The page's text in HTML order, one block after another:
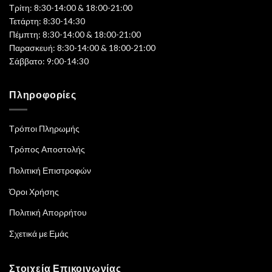
Τρίτη: 8:30-14:00 & 18:00-21:00
Τετάρτη: 8:30-14:30
Πέμπτη: 8:30-14:00 & 18:00-21:00
Παρασκευή: 8:30-14:00 & 18:00-21:00
Σάββατο: 9:00-14:30
Πληροφορίες
Τρόποι Πληρωμής
Τρόπος Αποστολής
Πολιτική Επιστροφών
Όροι Χρήσης
Πολιτική Απορρήτου
Σχετικά με Εμάς
Στοιχεία Επικοινωνίας